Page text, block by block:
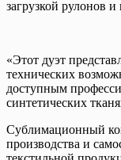
загрузкой рулонов и
«Этот дуэт
технических
доступным
синтетических
Сублимационный
производства и